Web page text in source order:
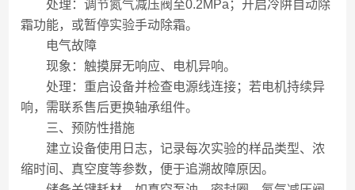
处理：调节氮气减压阀至0.2MPa；开启冷阱自动除
霜功能，或暂停实验手动除霜。
电气故障
现象：触摸屏无响应、电机异响。
处理：重启设备并检查电源线连接；若电机持续异
响，需联系售后更换轴承组件。
三、预防性措施
建立设备使用日志，记录每次实验的样品类型、浓
缩时间、真空度等参数，便于追溯故障原因。